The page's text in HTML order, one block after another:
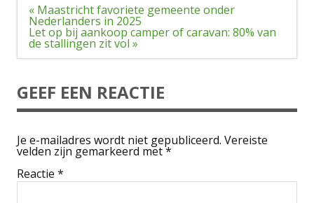
Bericht
navigatie
« Maastricht favoriete gemeente onder
Nederlanders in 2025
Let op bij aankoop camper of caravan: 80% van
de stallingen zit vol »
GEEF EEN REACTIE
Je e-mailadres wordt niet gepubliceerd. Vereiste
velden zijn gemarkeerd met*
Reactie *